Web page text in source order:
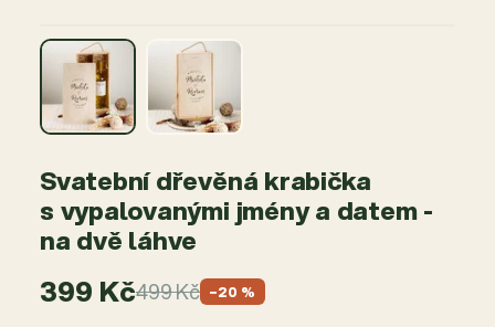
AKCE −20 %
Svatební dřevěná krabička
s vypalovanými jmény a datem -
na dvě láhve
399 Kč499 Kč −20 %